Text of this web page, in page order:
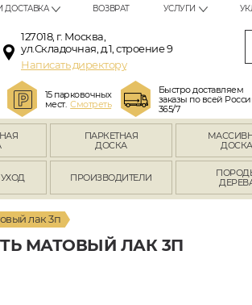
ДОСТАВКА ВОЗВРАТ УСЛУГИ
127018, г. Москва,
ул.Складочная, д.1, строение 9
Написать директору
15 парковочных
мест.Смотреть
Быстро доставляем
заказы по всей
365/7
ПАРКЕТНАЯ
ДОСКА
ДОСКА
ПРОИЗВОДИТЕЛИ
лак 3п
МАТОВЫЙ ЛАК 3П